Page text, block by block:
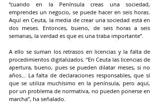
“cuando en la Península creas una sociedad,
emprendes un negocio, se puede hacer en seis horas.
Aquí en Ceuta, la media de crear una sociedad está en
dos meses. Entonces, bueno, de seis horas a seis
semanas, la verdad es que es una traba importante”.
A ello se suman los retrasos en licencias y la falta de
procedimientos digitalizados. “En Ceuta las licencias de
apertura, bueno, pues se pueden dilatar meses, si no
años… La falta de declaraciones responsables, que sí
que se utiliza muchísimo en la península, pero aquí,
por un problema de normativa, no pueden ponerse en
marcha”, ha señalado.